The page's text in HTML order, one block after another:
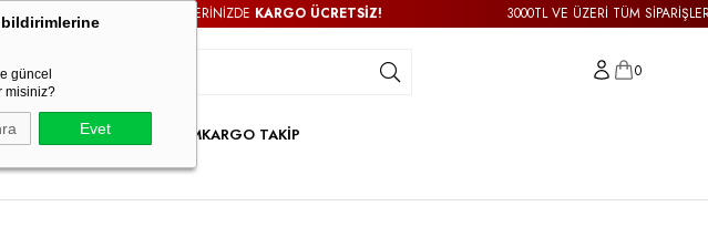
güncel
misiniz?
Evet
VE ÜZERİ TÜM SİPARİŞLERİNİZDEKARGO ÜCRETSİZ! 3000TL VE ÜZERİ TÜM
0
TAKIM PARTY WEAR İNDİRİMKARGO TAKİP